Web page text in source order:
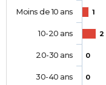
1
2
0
0
Moins de 10 ans
10-20 ans
20-30 ans
30-40 ans